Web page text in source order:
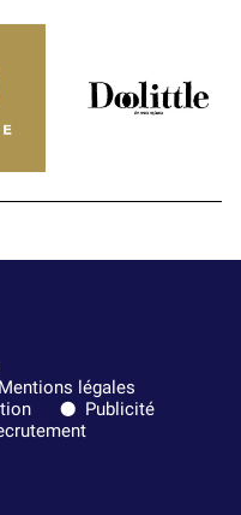
Mentions légales
Publicité